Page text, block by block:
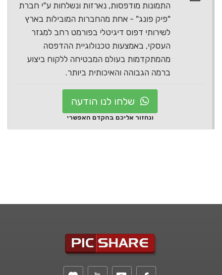
התמונות מודפסות, נארזות ונשלחות ע"י חברת
"פיק פונג" - אחת מהחברות המובילות בארץ
לשירותי דפוס דיגיטלי בפורמט רחב למגזר
העסקי, באמצעות טכנולוגיית ההדפסה
מהמתקדמות בעולם המבטיחה ללקוח ביצוע
ברמה הגבוהה והאיכותית ביותר.
שלחו לנו הודעה
ונחזור אליכם בהקדם האפשרי